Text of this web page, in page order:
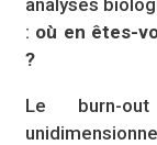
analyses
: où en êtes-
?
Le burn-